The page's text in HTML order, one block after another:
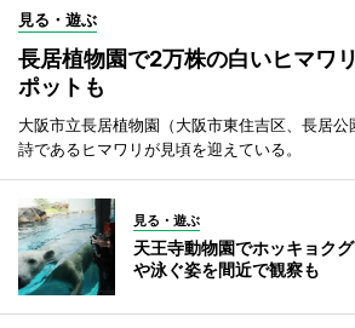
見る・遊ぶ
長居植物園で2万株の白いヒマワ
ポットも
大阪市立長居植物園（大阪市東住吉区、長居
詩であるヒマワリが見頃を迎えている。
見る・遊ぶ
天王寺動物園でホッキョク
や泳ぐ姿を間近で観察も